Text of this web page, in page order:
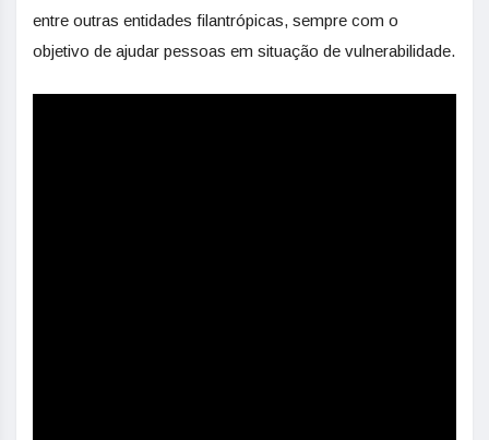
entre outras entidades filantrópicas, sempre com o
objetivo de ajudar pessoas em situação de vulnerabilidade.